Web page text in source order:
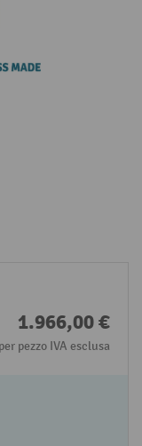
1.966,00 €
per pezzo IVA esclusa